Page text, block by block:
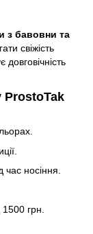
з бавовни та
свіжість
ProstoTak
час носіння.
грн.